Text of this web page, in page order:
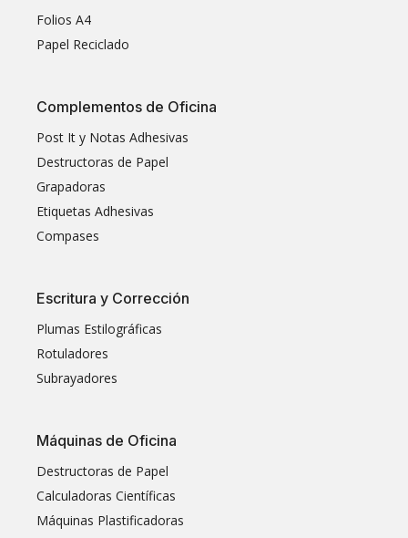
Folios A4
Papel Reciclado
Complementos de Oficina
Post It y Notas Adhesivas
Destructoras de Papel
Grapadoras
Etiquetas Adhesivas
Compases
Escritura y Corrección
Plumas Estilográficas
Rotuladores
Subrayadores
Máquinas de Oficina
Destructoras de Papel
Calculadoras Científicas
Máquinas Plastificadoras